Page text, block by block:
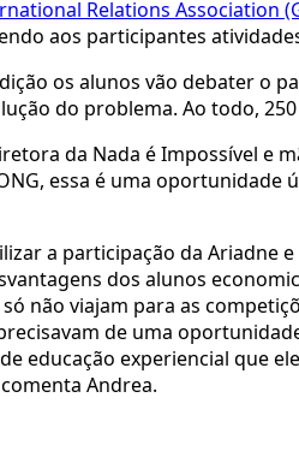
Relations Association
aos participantes
os alunos vão debater o
do problema. Ao todo,
da Nada é Impossível e
essa é uma
a participação da Ariadne
dos alunos
não viajam para as
de uma
educação experiencial que
Andrea.